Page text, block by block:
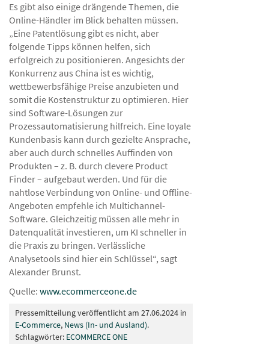
Es gibt also einige drängende Themen, die
Online-Händler im Blick behalten müssen.
„Eine Patentlösung gibt es nicht, aber
folgende Tipps können helfen, sich
erfolgreich zu positionieren. Angesichts der
Konkurrenz aus China ist es wichtig,
wettbewerbsfähige Preise anzubieten und
somit die Kostenstruktur zu optimieren. Hier
sind Software-Lösungen zur
Prozessautomatisierung hilfreich. Eine loyale
Kundenbasis kann durch gezielte Ansprache,
aber auch durch schnelles Auffinden von
Produkten – z. B. durch clevere Product
Finder – aufgebaut werden. Und für die
nahtlose Verbindung von Online- und Offline-
Angeboten empfehle ich Multichannel-
Software. Gleichzeitig müssen alle mehr in
Datenqualität inves­tieren, um KI schneller in
die Praxis zu bringen. Verlässliche
Analysetools sind hier ein Schlüssel“, sagt
Alexander Brunst.
Quelle: www.ecommerceone.de
Pressemitteilung veröffentlicht am 27.06.2024 in
E-Commerce, News (In- und Ausland).
Schlagwörter: ECOMMERCE ONE